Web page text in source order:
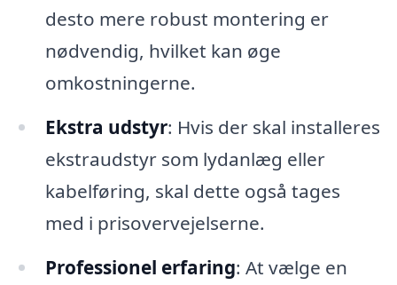
desto mere robust montering er
nødvendig, hvilket kan øge
omkostningerne.
Ekstra udstyr: Hvis der skal installeres
ekstraudstyr som lydanlæg eller
kabelføring, skal dette også tages
med i prisovervejelserne.
Professionel erfaring: At vælge en